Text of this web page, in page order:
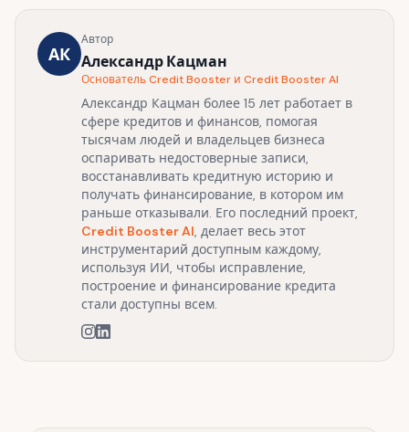
АК
Автор
Александр Кацман
Основатель Credit Booster и Credit Booster AI
Александр Кацман более 15 лет работает в
сфере кредитов и финансов, помогая
тысячам людей и владельцев бизнеса
оспаривать недостоверные записи,
восстанавливать кредитную историю и
получать финансирование, в котором им
раньше отказывали. Его последний проект,
Credit Booster AI, делает весь этот
инструментарий доступным каждому,
используя ИИ, чтобы исправление,
построение и финансирование кредита
стали доступны всем.